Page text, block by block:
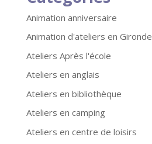
Animation anniversaire
Animation d'ateliers en Gironde
Ateliers Après l'école
Ateliers en anglais
Ateliers en bibliothèque
Ateliers en camping
Ateliers en centre de loisirs